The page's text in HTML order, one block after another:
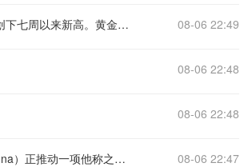
【水贝金价两天涨了近50元】 6日，国际金价持续上涨，现货黄金盘中一度突破每盎司4300美元关口，创下七周以来新高。黄金期货价格也延续此前几个交易日的涨势。金价波动直接传导至国内黄金消费市场，深圳水贝黄金市场的批发报价这两天也应声上调。央视财经记者8月6日下午在深圳水贝市场看到，足金999首饰金的批发报价在1100元/克左右，比两天前上涨了近50元。记者了解到，与年初掀起的抢购潮相比，当下消费者的购金逻辑正在发生明显变化。面对金价波动，投资客普遍趋于保守，而婚庆刚需和保值型消费成为市场主力。与此同时，黄金回收和以旧换新业务呈现出明显的“冷热不均”。 （央视财经） 08-06 22:49
08-06 22:48
08-06 22:48
【美国AI电厂之争愈演愈烈：加州建议围绕"数据中心权利"立法】 美国加州民主党众议员卡纳（Ro Khanna）正推动一项他称之为”数据中心权利法案”的决议。当前，全美选民普遍担忧为人工智能提供动力的数据中心可能推高公用事业费率。这将为地方社区确立一系列否决数据中心建设的权力。与此同时，大量其他立法提案也在密集推进，试图放缓数据中心建设步伐，原因是外界担忧其将进一步加剧本已高企的生活成本。 08-06 22:47